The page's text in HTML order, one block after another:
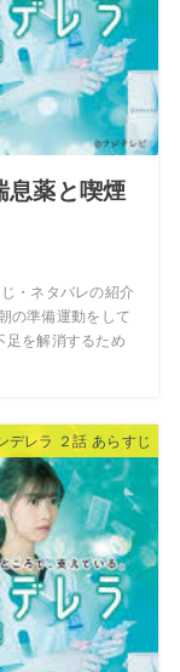
息薬と喫煙
・ネタバレの紹介
の準備運動をして
足を解消するため
デレラ ２話 あらすじ